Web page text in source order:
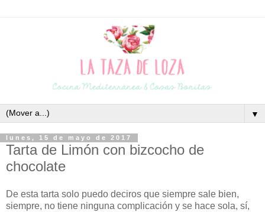
▼
lunes, 15 de mayo de 2017
Tarta de Limón con bizcocho de
chocolate
De esta tarta solo puedo deciros que siempre sale bien,
siempre, no tiene ninguna complicación y se hace sola, sí,